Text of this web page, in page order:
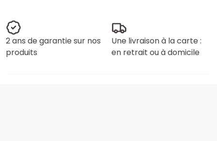
2 ans de garantie sur nos
produits
Une livraison à la carte :
en retrait ou à domicile